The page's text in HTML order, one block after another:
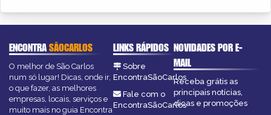
ENCONTRASÃOCARLOS
O melhor de São Carlos
num só lugar! Dicas, onde ir,
o que fazer, as melhores
empresas, locais, serviços e
muito mais no guia Encontra
LINKS RÁPIDOS
Sobre
EncontraSãoCarlos
Fale com o
EncontraSãoCarlos
NOVIDADES POR E-
MAIL
Receba grátis as
principais notícias,
dicas e promoções